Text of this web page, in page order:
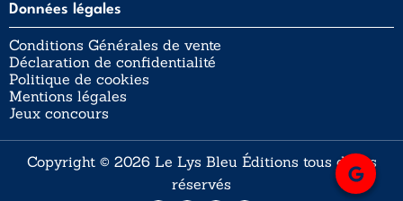
Données légales
Conditions Générales de vente
Déclaration de confidentialité
Politique de cookies
Mentions légales
Jeux concours
Copyright © 2026 Le Lys Bleu Éditions tous droits
réservés